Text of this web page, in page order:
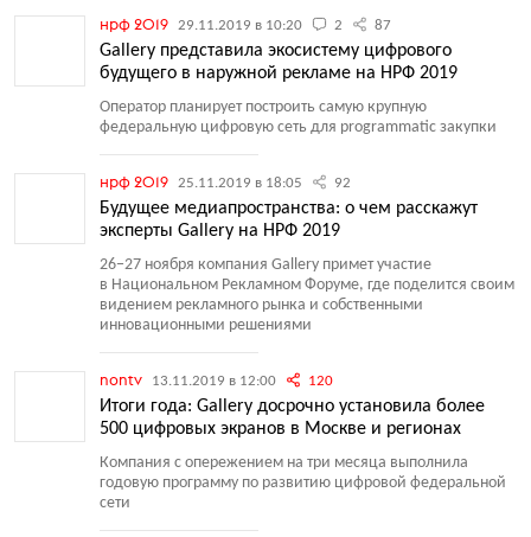
нрф 2019 29.11.2019 в 10:20 2 87
Gallery представила экосистему цифрового
будущего в наружной рекламе на НРФ 2019
Оператор планирует построить самую крупную
федеральную цифровую сеть для programmatic закупки
нрф 2019 25.11.2019 в 18:05 92
Будущее медиапространства: о чем расскажут
эксперты Gallery на НРФ 2019
26−27 ноября компания Gallery примет участие
в Национальном Рекламном Форуме, где поделится своим
видением рекламного рынка и собственными
инновационными решениями
nontv 13.11.2019 в 12:00 120
Итоги года: Gallery досрочно установила более
500 цифровых экранов в Москве и регионах
Компания с опережением на три месяца выполнила
годовую программу по развитию цифровой федеральной
сети